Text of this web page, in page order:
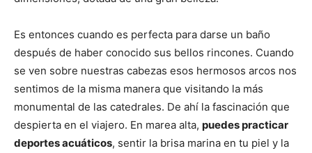
Es entonces cuando es perfecta para darse un baño
después de haber conocido sus bellos rincones. Cuando
se ven sobre nuestras cabezas esos hermosos arcos nos
sentimos de la misma manera que visitando la más
monumental de las catedrales. De ahí la fascinación que
despierta en el viajero. En marea alta, puedes practicar
deportes acuáticos, sentir la brisa marina en tu piel y la